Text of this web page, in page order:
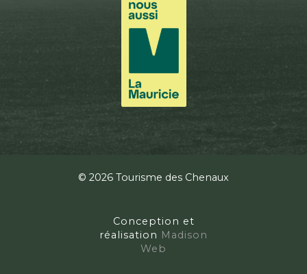
© 2026 Tourisme des Chenaux
Conception et
réalisation Madison
Web